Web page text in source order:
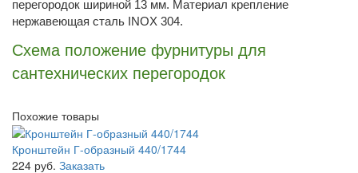
перегородок шириной 13 мм. Материал крепление
нержавеющая сталь INOX 304.
Схема положение фурнитуры для
сантехнических перегородок
Похожие товары
Кронштейн Г-образный 440/1744
224 руб. Заказать